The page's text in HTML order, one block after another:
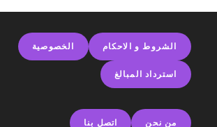
الشروط و الاحكام الخصوصية
استرداد المبالغ
من نحن اتصل بنا